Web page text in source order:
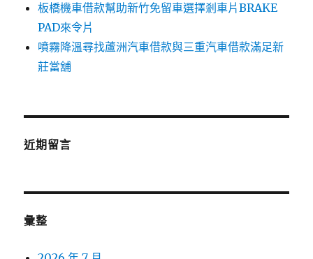
板橋機車借款幫助新竹免留車選擇剎車片BRAKE
PAD來令片
噴霧降溫尋找蘆洲汽車借款與三重汽車借款滿足新
莊當舖
近期留言
彙整